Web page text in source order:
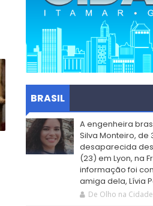
BRASIL
A engenheira
Silva Monteiro, de
desaparecida
(23) em Lyon, na
informação foi
amiga dela, Lívia
De Olho na